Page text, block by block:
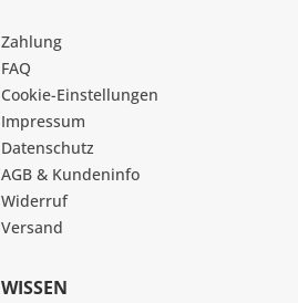
Zahlung
FAQ
Cookie-Einstellungen
Impressum
Datenschutz
AGB & Kundeninfo
Widerruf
Versand
WISSEN